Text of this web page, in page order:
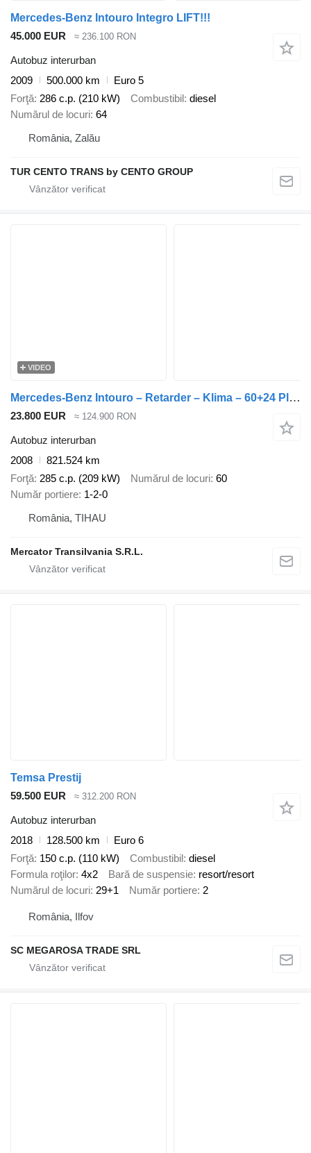
Mercedes-Benz Intouro Integro LIFT!!!
45.000 EUR
≈ 236.100 RON
Autobuz interurban
2009
500.000 km
Euro 5
Forţă 286 c.p. (210 kW) Combustibil diesel
Numărul de locuri 64
România, Zalău
TUR CENTO TRANS by CENTO GROUP
VIDEO
Mercedes-Benz Intouro – Retarder – Klima – 60+24 Plätze
23.800 EUR ≈ 124.900 RON
Autobuz interurban
2008
821.524 km
Forţă 285 c.p. (209 kW) Numărul de locuri 60
Număr portiere 1-2-0
România, TIHAU
Mercator Transilvania S.R.L.
Temsa Prestij
59.500 EUR
≈ 312.200 RON
Autobuz interurban
2018
128.500 km
Euro 6
Forţă 150 c.p. (110 kW) Combustibil diesel
Formula roţilor 4x2 Bară de suspensie resort/resort
Numărul de locuri 29+1 Număr portiere 2
România, Ilfov
SC MEGAROSA TRADE SRL